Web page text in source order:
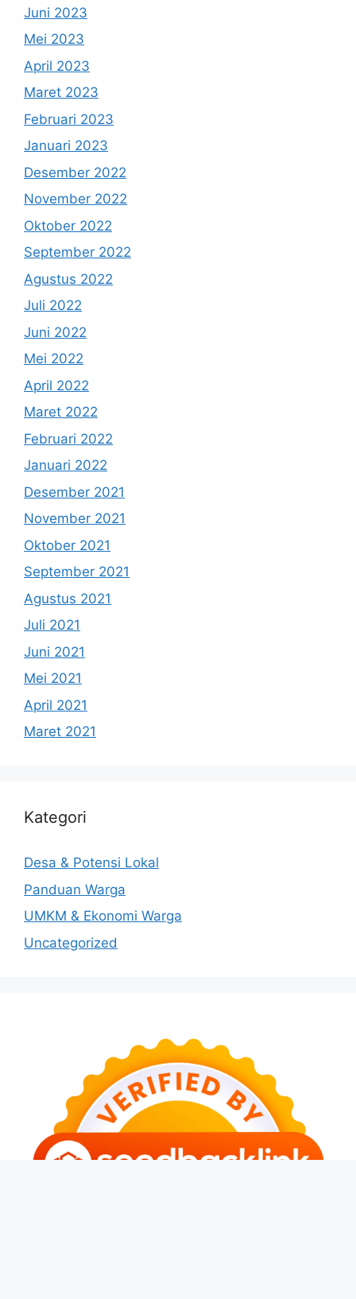
Juni 2023
Mei 2023
April 2023
Maret 2023
Februari 2023
Januari 2023
Desember 2022
November 2022
Oktober 2022
September 2022
Agustus 2022
Juli 2022
Juni 2022
Mei 2022
April 2022
Maret 2022
Februari 2022
Januari 2022
Desember 2021
November 2021
Oktober 2021
September 2021
Agustus 2021
Juli 2021
Juni 2021
Mei 2021
April 2021
Maret 2021
Kategori
Desa & Potensi Lokal
Panduan Warga
UMKM & Ekonomi Warga
Uncategorized